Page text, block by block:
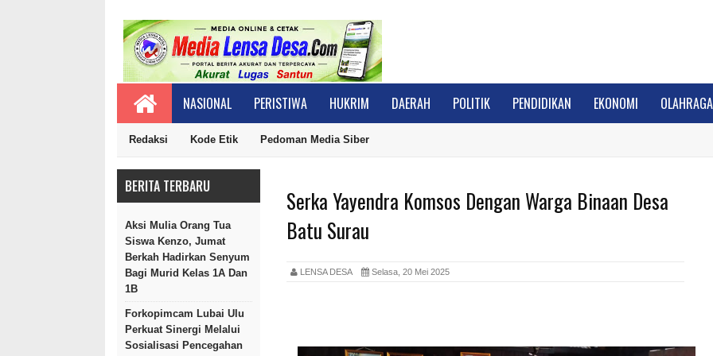
NASIONAL PERISTIWA HUKRIM DAERAH POLITIK PENDIDIKAN EKONOMI OLAHRAGA
Redaksi Kode Etik Pedoman Media Siber
BERITA TERBARU
Aksi Mulia Orang Tua
Siswa Kenzo, Jumat
Berkah Hadirkan Senyum
Bagi Murid Kelas 1A Dan
1B
Forkopimcam Lubai Ulu
Perkuat Sinergi Melalui
Sosialisasi Pencegahan
Serka Yayendra Komsos Dengan Warga Binaan Desa
Batu Surau
LENSA DESA Selasa, 20 Mei 2025